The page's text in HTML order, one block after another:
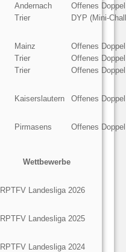
Andernach
Offenes Doppel
Trier DYP (Mini-
Mainz
Offenes Doppel
Trier
Offenes Doppel
Trier Offenes Doppel
Kaiserslautern Offenes Doppel
Pirmasens Offenes Doppel
Wettbewerbe
RPTFV Landesliga 2026
RPTFV Landesliga 2025
RPTFV Landesliga 2024